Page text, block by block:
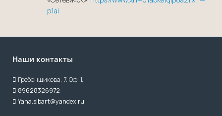
p1ai
Наши контакты
Гребенщикова, 7. Оф. 1.
89628326972
Yana.sibart@yandex.ru